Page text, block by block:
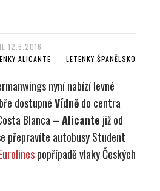
12.6.2016
ALICANTE
LETENKY ŠPANĚLSKO
nyní nabízí levné
dostupnéVídnědo centra
Blanca –Alicante již od
přepravíte autobusy Student
popřípadě vlaky Českých